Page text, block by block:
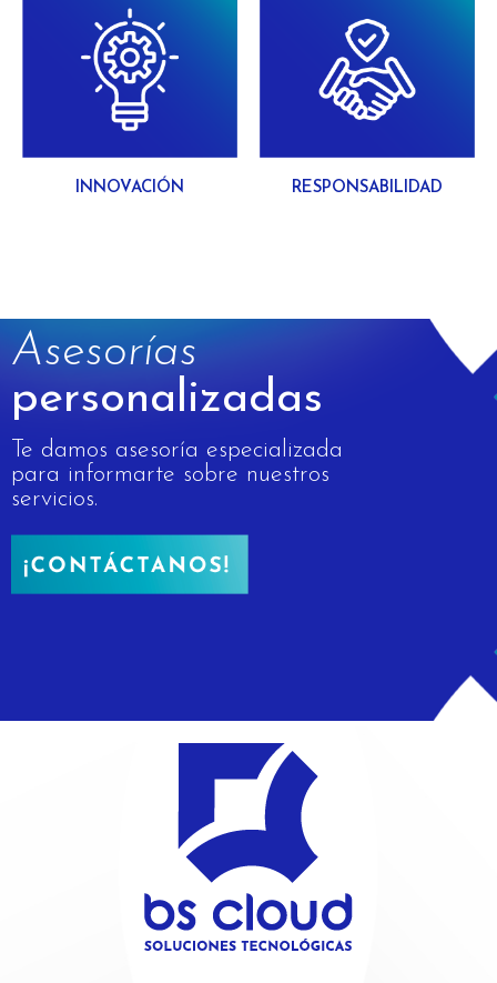
INNOVACIÓN RESPONSABILIDAD
Asesorías
personalizadas
Te damos asesoría especializada
para informarte sobre nuestros
servicios.